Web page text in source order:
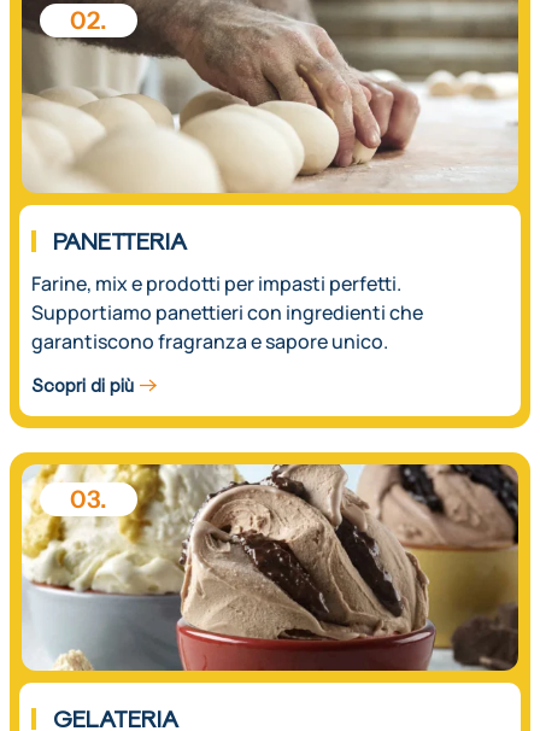
02.
PANETTERIA
Farine, mix e prodotti per impasti perfetti.
Supportiamo panettieri con ingredienti che
garantiscono fragranza e sapore unico.
Scopri di più
03.
GELATERIA